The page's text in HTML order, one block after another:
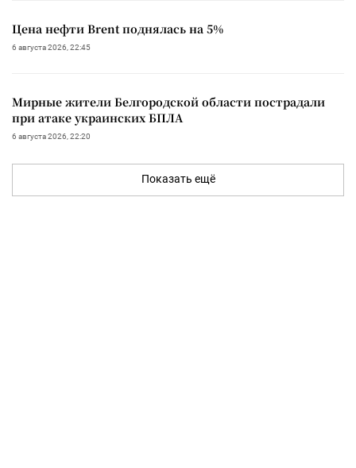
Цена нефти Brent поднялась на 5%
6 августа 2026, 22:45
Мирные жители Белгородской области пострадали
при атаке украинских БПЛА
6 августа 2026, 22:20
Показать ещё